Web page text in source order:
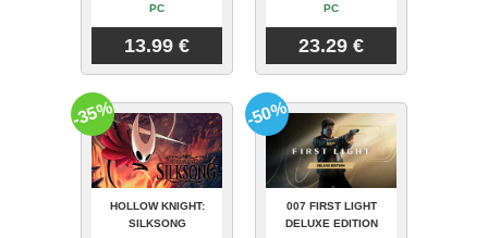
PC
13.99 €
PC
23.29 €
HOLLOW KNIGHT:
SILKSONG
-35%
007 FIRST LIGHT
DELUXE EDITION
-50%